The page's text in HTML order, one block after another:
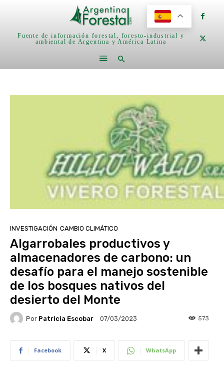
Fuente de información forestal, foresto-industrial y
ambiental de Argentina y América Latina
INVESTIGACIÓN CAMBIO CLIMÁTICO
Algarrobales productivos y
almacenadores de carbono: un
desafío para el manejo sostenible
de los bosques nativos del
desierto del Monte
Por Patricia Escobar 07/03/2023 573
Facebook X WhatsApp